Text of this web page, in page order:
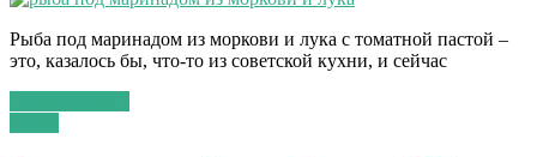
Рыба под маринадом из моркови и лука с томатной пастой –
это, казалось бы, что-то из советской кухни, и сейчас